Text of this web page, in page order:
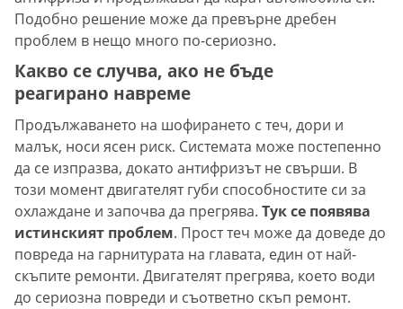
Подобно решение може да превърне дребен
проблем в нещо много по-сериозно.
Какво се случва, ако не бъде
реагирано навреме
Продължаването на шофирането с теч, дори и
малък, носи ясен риск. Системата може постепенно
да се изпразва, докато антифризът не свърши. В
този момент двигателят губи способностите си за
охлаждане и започва да прегрява. Тук се появява
истинският проблем. Прост теч може да доведе до
повреда на гарнитурата на главата, един от най-
скъпите ремонти. Двигателят прегрява, което води
до сериозна повреди и съответно скъп ремонт.